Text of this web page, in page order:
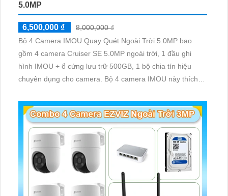
5.0MP
6,500,000 ₫
8,000,000 ₫
Bộ 4 Camera IMOU Quay Quét Ngoài Trời 5.0MP bao
gồm 4 camera Cruiser SE 5.0MP ngoài trời, 1 đầu ghi
hình IMOU + ổ cứng lưu trữ 500GB, 1 bộ chia tín hiệu
chuyên dụng cho camera. Bộ 4 camera IMOU này thích
cần giám sát ngoài trời